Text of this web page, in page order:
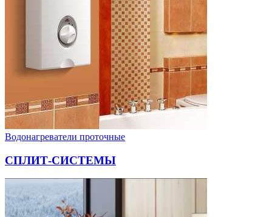
Водонагреватели проточные
СПЛИТ-СИСТЕМЫ